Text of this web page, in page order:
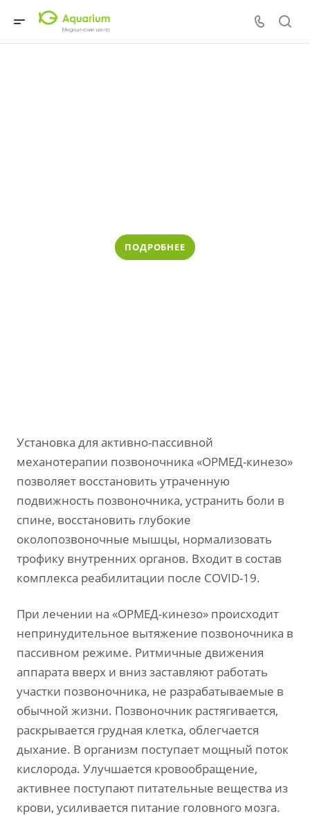
ПОДРОБНЕЕ
Установка для активно-пассивной
механотерапии позвоночника «ОРМЕД-кинезо»
позволяет восстановить утраченную
подвижность позвоночника, устранить боли в
спине, восстановить глубокие
околопозвоночные мышцы, нормализовать
трофику внутренних органов. Входит в состав
комплекса реабилитации после COVID-19.
При лечении на «ОРМЕД-кинезо» происходит
непринудительное вытяжение позвоночника в
пассивном режиме. Ритмичные движения
аппарата вверх и вниз заставляют работать
участки позвоночника, не разрабатываемые в
обычной жизни. Позвоночник растягивается,
раскрывается грудная клетка, облегчается
дыхание. В организм поступает мощный поток
кислорода. Улучшается кровообращение,
активнее поступают питательные вещества из
крови, усиливается питание головного мозга.